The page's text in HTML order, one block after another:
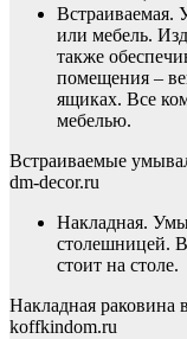
Встраиваемая.
или мебель.
также
помещения –
ящиках. Все
мебелью.
Встраиваемые
dm-decor.ru
Накладная.
столешницей.
стоит на столе.
Накладная раковина
koffkindom.ru